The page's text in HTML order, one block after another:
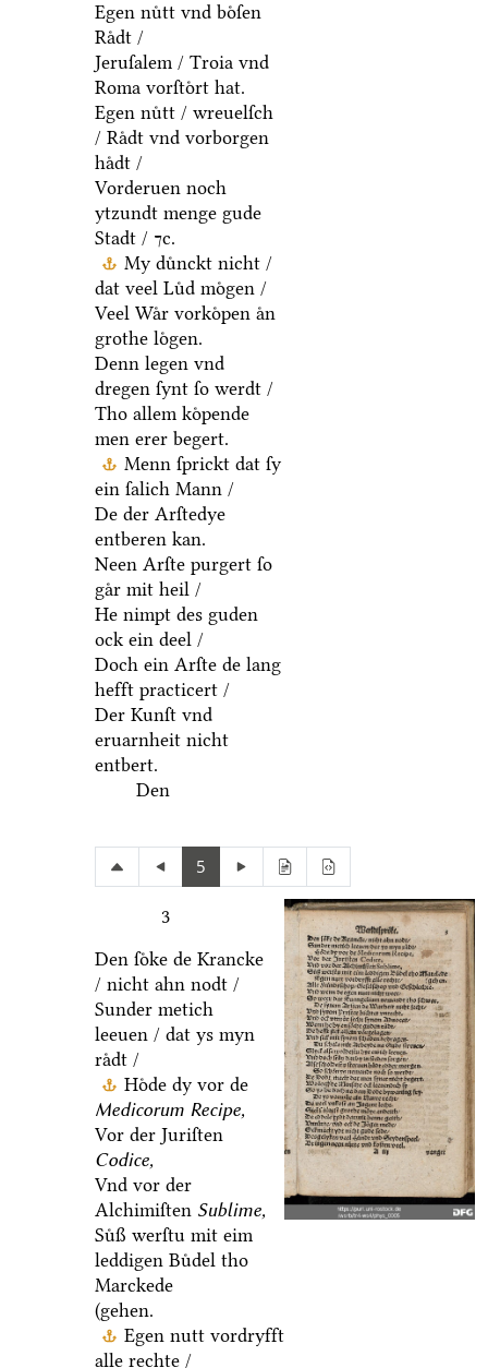
Egen nuͤtt vnd boͤſen
Raͤdt /
Jeruſalem / Troia vnd
Roma vorſtoͤrt hat.
Egen nuͤtt / wreuelſch
/ Raͤdt vnd vorborgen
haͤdt /
Vorderuen noch
ytzundt menge gude
Stadt / ⁊c.
My duͤnckt nicht /
dat veel Luͤd moͤgen /
Veel Waͤr vorkoͤpen aͤn
grothe loͤgen.
Denn legen vnd
dregen ſynt ſo werdt /
Tho allem koͤpende
men erer begert.
Menn ſprickt dat ſy
ein ſalich Mann /
De der Arſtedye
entberen kan.
Neen Arſte purgert ſo
gaͤr mit heil /
He nimpt des guden
ock ein deel /
Doch ein Arſte de lang
hefft practicert /
Der Kunſt vnd
eruarnheit nicht
entbert.
Den
5
3
Den ſoͤke de Krancke
/ nicht ahn nodt /
Sunder metich
leeuen / dat ys myn
raͤdt /
Hoͤde dy vor de
Medicorum Recipe,
Vor der Juriſten
Codice,
Vnd vor der
Alchimiſten Sublime,
Suͤß werſtu mit eim
leddigen Buͤdel tho
Marckede
(gehen.
Egen nutt vordryfft
alle rechte /